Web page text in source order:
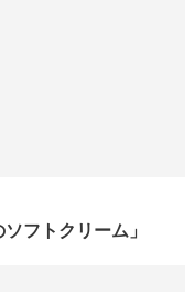
フトクリーム」